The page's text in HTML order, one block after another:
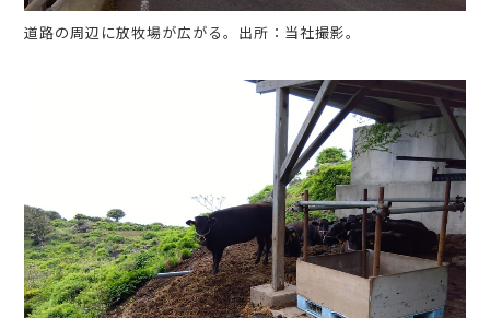
道路の周辺に放牧場が広がる。出所：当社撮影。